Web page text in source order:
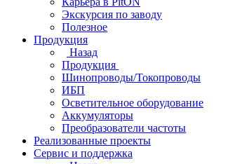
Экскурсия по заводу
Полезное
Продукция
Назад
Продукция
Шинопроводы/Токопроводы
ИБП
Осветительное оборудование
Аккумуляторы
Преобразователи частоты
Реализованные проекты
Сервис и поддержка